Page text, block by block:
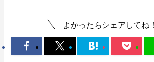
よかったらシェアしてね！